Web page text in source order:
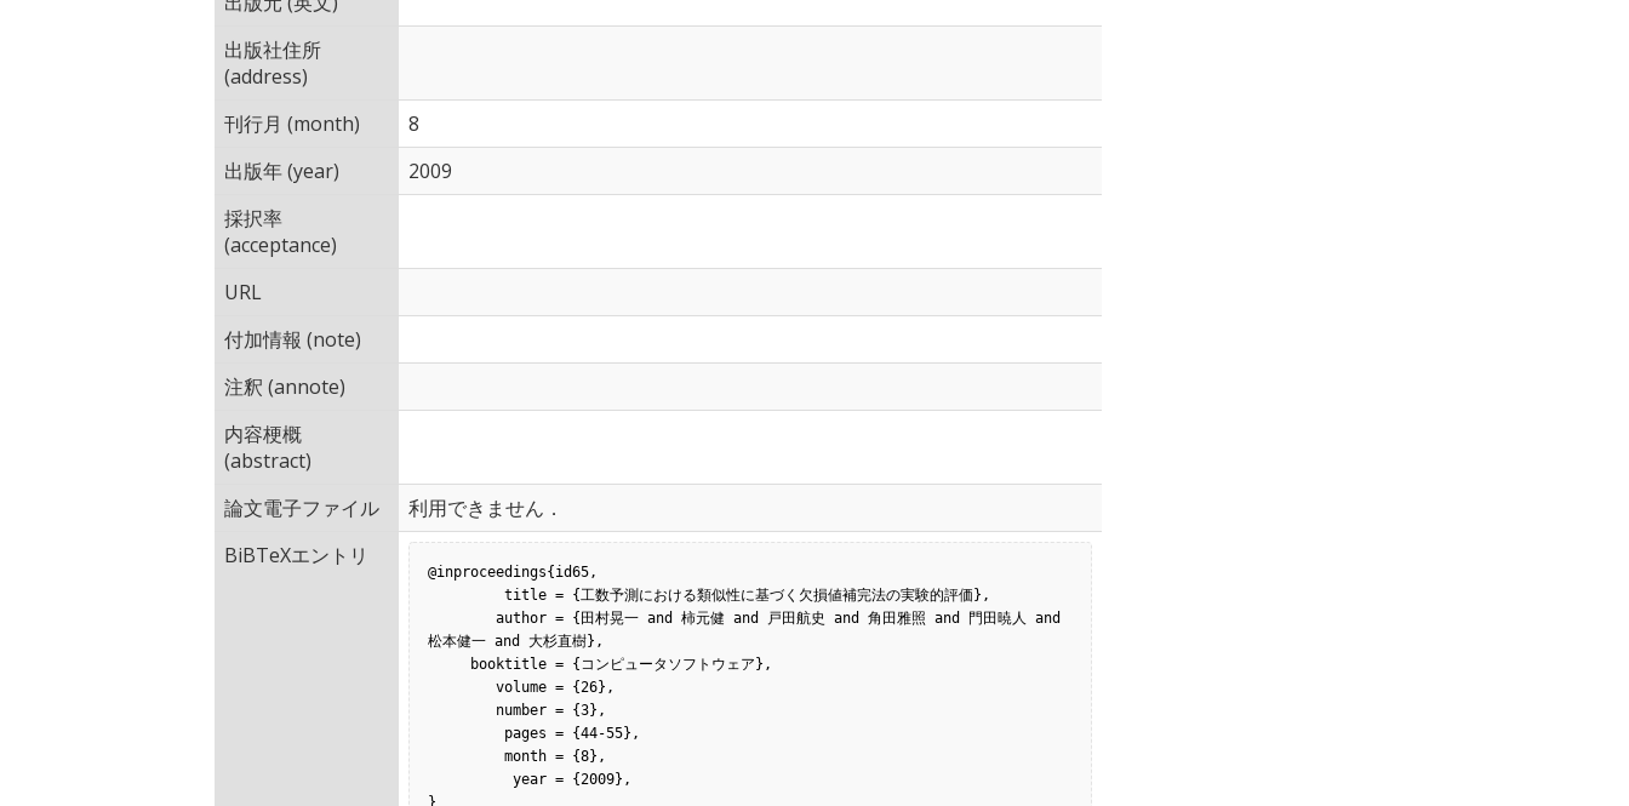
出版社住所
(address)
刊行月 (month)
8
出版年 (year)
2009
採択率
(acceptance)
URL
付加情報 (note)
注釈 (annote)
内容梗概
(abstract)
論文電子ファイル
利用できません．
BiBTeXエントリ
@inproceedings{id65,
松本健一 and 大杉直樹},
}